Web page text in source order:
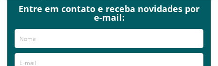
Desentupidora:Desentupimento em vasos
sanitários,caixas de gordura,ralos de chuveiro,pias lavatório
de banheiro,canos de pia de cozinha.
Ar condicionado
higienizações de ar condicionado split,pré instalações em
obras de tubulação em cobre.
Entre em contato e receba novidades por
e-mail: